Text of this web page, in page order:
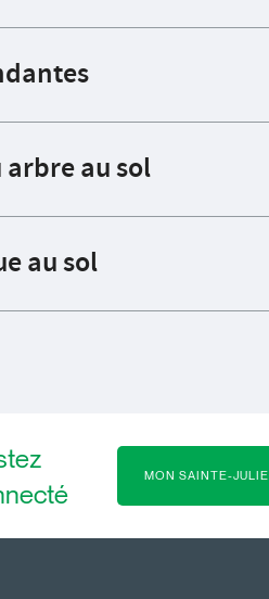
arbre au sol
au sol
MON SAINTE-JULIE